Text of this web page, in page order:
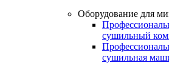
Оборудование для
сушильный
сушильная